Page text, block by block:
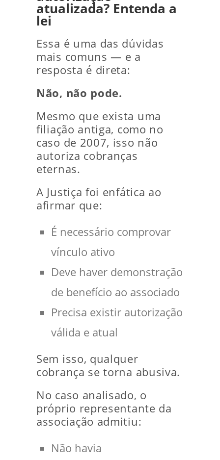
atualizada? Entenda a
lei
Essa é uma das dúvidas
mais comuns — e a
resposta é direta:
Não, não pode.
Mesmo que exista uma
filiação antiga, como no
caso de 2007, isso não
autoriza cobranças
eternas.
A Justiça foi enfática ao
afirmar que:
É necessário comprovar
vínculo ativo
Deve haver demonstração
de benefício ao associado
Precisa existir autorização
válida e atual
Sem isso, qualquer
cobrança se torna abusiva.
No caso analisado, o
próprio representante da
associação admitiu:
Não havia